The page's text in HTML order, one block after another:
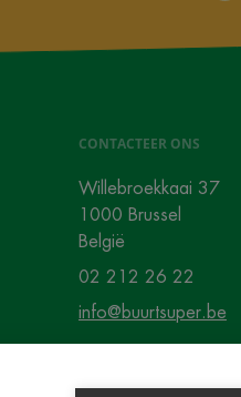
CONTACTEER ONS
Willebroekkaai 37
1000 Brussel
België
02 212 26 22
info@buurtsuper.be